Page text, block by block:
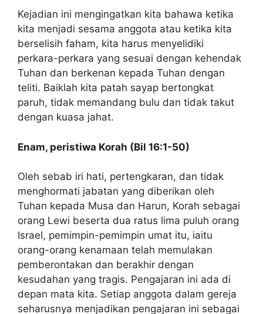
Kejadian ini mengingatkan kita bahawa ketika
kita menjadi sesama anggota atau ketika kita
berselisih faham, kita harus menyelidiki
perkara-perkara yang sesuai dengan kehendak
Tuhan dan berkenan kepada Tuhan dengan
teliti. Baiklah kita patah sayap bertongkat
paruh, tidak memandang bulu dan tidak takut
dengan kuasa jahat.
Enam, peristiwa Korah (Bil 16:1-50)
Oleh sebab iri hati, pertengkaran, dan tidak
menghormati jabatan yang diberikan oleh
Tuhan kepada Musa dan Harun, Korah sebagai
orang Lewi beserta dua ratus lima puluh orang
Israel, pemimpin-pemimpin umat itu, iaitu
orang-orang kenamaan telah memulakan
pemberontakan dan berakhir dengan
kesudahan yang tragis. Pengajaran ini ada di
depan mata kita. Setiap anggota dalam gereja
seharusnya menjadikan pengajaran ini sebagai